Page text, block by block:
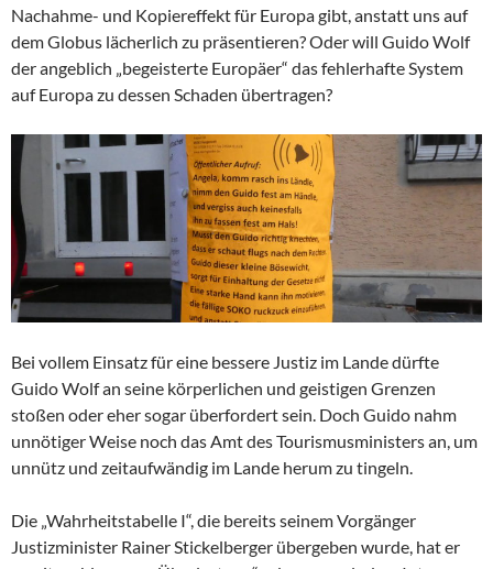
Nachahme- und Kopiereffekt für Europa gibt, anstatt uns auf
dem Globus lächerlich zu präsentieren? Oder will Guido Wolf
der angeblich „begeisterte Europäer“ das fehlerhafte System
auf Europa zu dessen Schaden übertragen?
Bei vollem Einsatz für eine bessere Justiz im Lande dürfte
Guido Wolf an seine körperlichen und geistigen Grenzen
stoßen oder eher sogar überfordert sein. Doch Guido nahm
unnötiger Weise noch das Amt des Tourismusministers an, um
unnütz und zeitaufwändig im Lande herum zu tingeln.
Die „Wahrheitstabelle I“, die bereits seinem Vorgänger
Justizminister Rainer Stickelberger übergeben wurde, hat er